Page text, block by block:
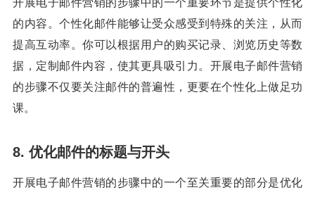
开展电子邮件营销的步骤中的一个重要环节是提供个性化
的内容。个性化邮件能够让受众感受到特殊的关注，从而
提高互动率。你可以根据用户的购买记录、浏览历史等数
据，定制邮件内容，使其更具吸引力。开展电子邮件营销
的步骤不仅要关注邮件的普遍性，更要在个性化上做足功
课。
8. 优化邮件的标题与开头
开展电子邮件营销的步骤中的一个至关重要的部分是优化